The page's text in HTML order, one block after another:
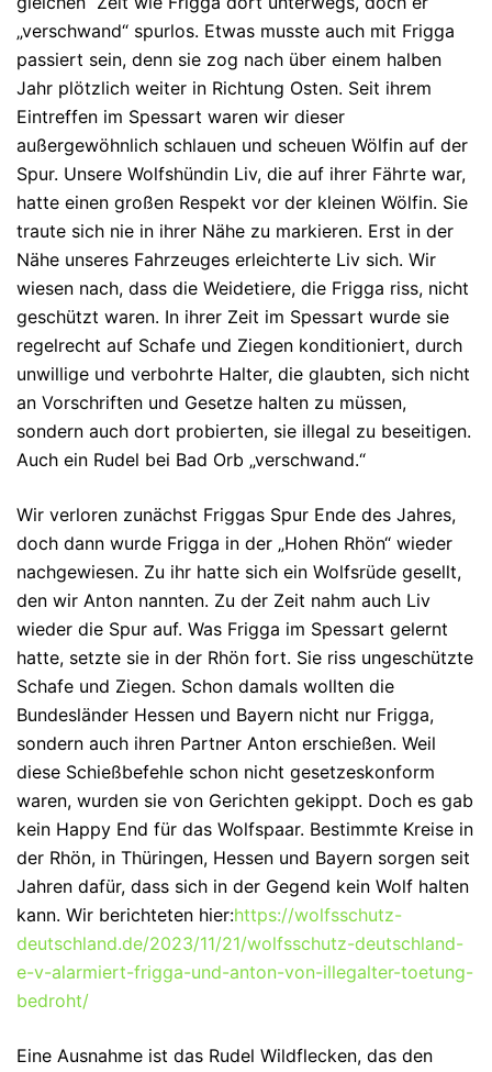
„verschwand“ spurlos. Etwas musste auch mit Frigga
passiert sein, denn sie zog nach über einem halben
Jahr plötzlich weiter in Richtung Osten. Seit ihrem
Eintreffen im Spessart waren wir dieser
außergewöhnlich schlauen und scheuen Wölfin auf der
Spur. Unsere Wolfshündin Liv, die auf ihrer Fährte war,
hatte einen großen Respekt vor der kleinen Wölfin. Sie
traute sich nie in ihrer Nähe zu markieren. Erst in der
Nähe unseres Fahrzeuges erleichterte Liv sich. Wir
wiesen nach, dass die Weidetiere, die Frigga riss, nicht
geschützt waren. In ihrer Zeit im Spessart wurde sie
regelrecht auf Schafe und Ziegen konditioniert, durch
unwillige und verbohrte Halter, die glaubten, sich nicht
an Vorschriften und Gesetze halten zu müssen,
sondern auch dort probierten, sie illegal zu beseitigen.
Auch ein Rudel bei Bad Orb „verschwand.“
Wir verloren zunächst Friggas Spur Ende des Jahres,
doch dann wurde Frigga in der „Hohen Rhön“ wieder
nachgewiesen. Zu ihr hatte sich ein Wolfsrüde gesellt,
den wir Anton nannten. Zu der Zeit nahm auch Liv
wieder die Spur auf. Was Frigga im Spessart gelernt
hatte, setzte sie in der Rhön fort. Sie riss ungeschützte
Schafe und Ziegen. Schon damals wollten die
Bundesländer Hessen und Bayern nicht nur Frigga,
sondern auch ihren Partner Anton erschießen. Weil
diese Schießbefehle schon nicht gesetzeskonform
waren, wurden sie von Gerichten gekippt. Doch es gab
kein Happy End für das Wolfspaar. Bestimmte Kreise in
der Rhön, in Thüringen, Hessen und Bayern sorgen seit
Jahren dafür, dass sich in der Gegend kein Wolf halten
kann. Wir berichteten hier:https://wolfsschutz-
deutschland.de/2023/11/21/wolfsschutz-deutschland-
e-v-alarmiert-frigga-und-anton-von-illegalter-toetung-
bedroht/
Eine Ausnahme ist das Rudel Wildflecken, das den